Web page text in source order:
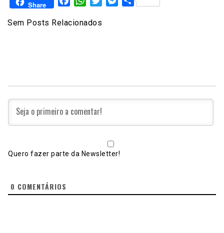
Share
Sem Posts Relacionados
Quero fazer parte da Newsletter!
0 COMENTÁRIOS